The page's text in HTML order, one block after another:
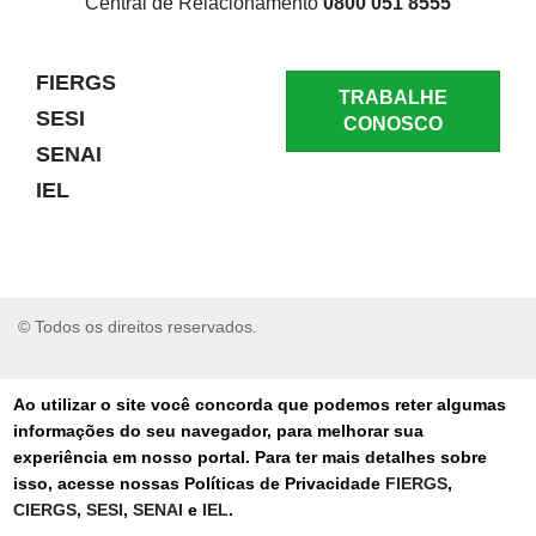
Ao utilizar o site você concorda que podemos reter algumas
informações do seu navegador, para melhorar sua
experiência em nosso portal. Para ter mais detalhes sobre
isso, acesse nossas Políticas de Privacidade FIERGS,
CIERGS,SESI,SENAIe IEL.
FIERGS
SESI
SENAI
IEL
TRABALHE
CONOSCO
© Todos os direitos reservados.
AUTO-ATENDIMENTO
PORTAL DE COMPRAS